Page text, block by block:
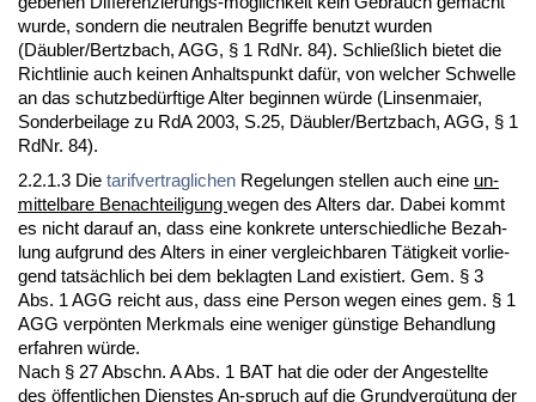
wur­de, son­dern die neu­tra­len Be­grif­fe be­nutzt wur­den
(Däubler/Bertz­bach, AGG, § 1 Rd­Nr. 84). Sch­ließlich bie­tet die
Richt­li­nie auch kei­nen An­halts­punkt dafür, von wel­cher Schwel­le
an das schutz­bedürf­ti­ge Al­ter be­gin­nen würde (Lin­sen­mai­er,
Son­der­bei­la­ge zu RdA 2003, S.25, Däubler/Bertz­bach, AGG, § 1
Rd­Nr. 84).
2.2.1.3 Die ta­rif­ver­trag­li­chen Re­ge­lun­gen stel­len auch ei­ne un­
mit­tel­ba­re Be­nach­tei­li­gung we­gen des Al­ters dar. Da­bei kommt
es nicht dar­auf an, dass ei­ne kon­kre­te un­ter­schied­li­che Be­zah­
lung auf­grund des Al­ters in ei­ner ver­gleich­ba­ren Tätig­keit vor­lie­
gend tatsächlich bei dem be­klag­ten Land exis­tiert. Gem. § 3
Abs. 1 AGG reicht aus, dass ei­ne Per­son we­gen ei­nes gem. § 1
AGG verpönten Merk­mals ei­ne we­ni­ger güns­ti­ge Be­hand­lung
er­fah­ren würde.
Nach § 27 Ab­schn. A Abs. 1 BAT hat die oder der An­ge­stell­te
des öffent­li­chen Diens­tes An-spruch auf die Grund­vergütung der